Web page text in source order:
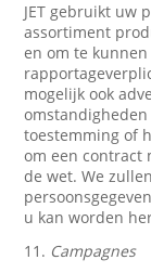
JET gebruikt uw
assortiment
en om te
mogelijk ook
toestemming of
om een contract
de wet. We
u kan worden
11. Campagnes